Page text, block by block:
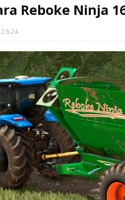
Reboke Ninja
2.8.24